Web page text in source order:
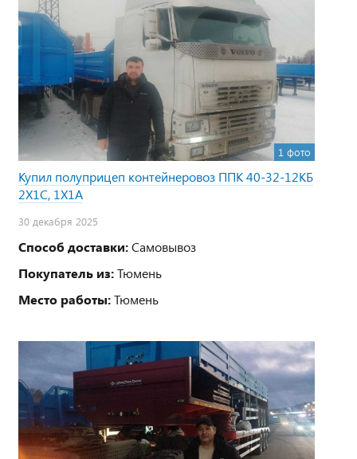
1 фото
Купил полуприцеп контейнеровоз ППК 40-32-12КБ
2Х1С, 1Х1А
30 декабря 2025
Способ доставки:Самовывоз
Покупатель из:Тюмень
Место работы:Тюмень